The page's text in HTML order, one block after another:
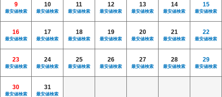
9
最安値検索
10
最安値検索
11
最安値検索
12
最安値検索
13
最安値検索
14
最安値検索
15
最安値検索
16
最安値検索
17
最安値検索
18
最安値検索
19
最安値検索
20
最安値検索
21
最安値検索
22
最安値検索
23
最安値検索
24
最安値検索
25
最安値検索
26
最安値検索
27
最安値検索
28
最安値検索
29
最安値検索
30
最安値検索
31
最安値検索